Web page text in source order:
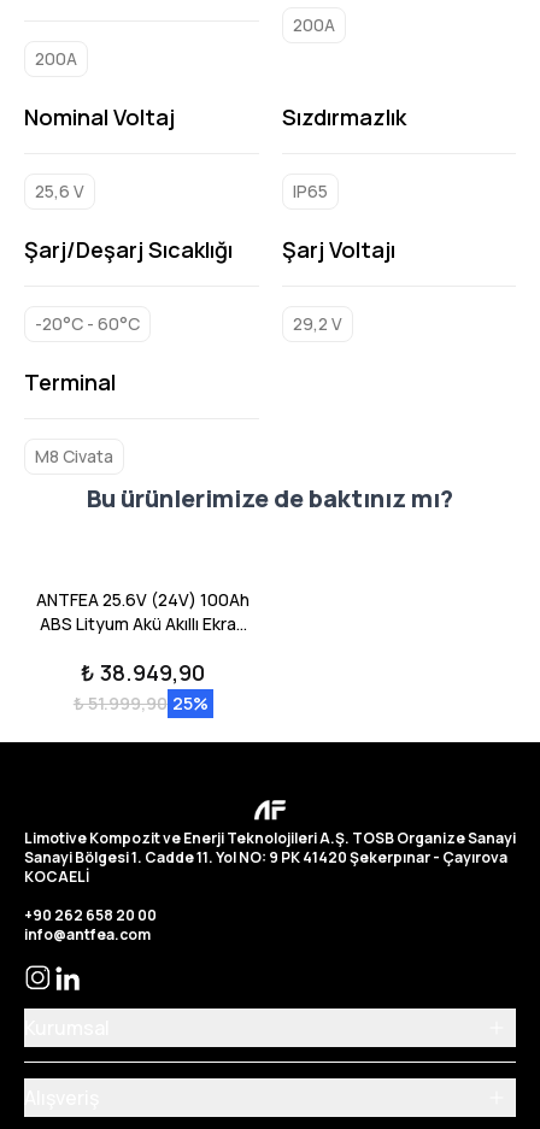
200A
200A
Nominal Voltaj
25,6 V
Sızdırmazlık
IP65
Şarj/Deşarj Sıcaklığı
-20°C - 60°C
Şarj Voltajı
29,2 V
Terminal
M8 Civata
Bu ürünlerimize de baktınız mı?
ANTFEA 25.6V (24V) 100Ah
ABS Lityum Akü Akıllı Ekran
₺ 38.949,90
₺ 51.999,90 25%
Limotive Kompozit ve Enerji Teknolojileri A.Ş. TOSB Organize Sanayi
Sanayi Bölgesi 1. Cadde 11. Yol NO: 9 PK 41420 Şekerpınar - Çayırova
KOCAELİ
+90 262 658 20 00
info@antfea.com